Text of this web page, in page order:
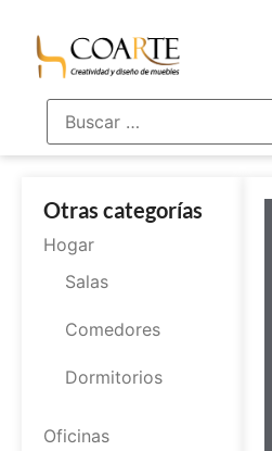
Otras categorías
Hogar
Salas
Comedores
Dormitorios
Oficinas